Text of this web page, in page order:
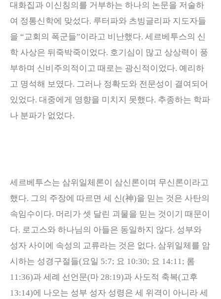
대화집과 이신칭의를 거부하는 하나의 논문을 저술하
여 정통신학에 맞섰다. 루터파와 츠빙글리파 지도자들
을 “교회의 폭군들”이라고 비난했다. 세르베투스의 신
학 사상은 뒤죽박죽이었다. 호기심이 많고 상상력이 풍
부하며 신비주의적이고 때로는 광신적이었다. 예리하
고 명석해 보였다. 그러나 정확도와 전문성이 결여되어
있었다. 대중에게 영향을 미치지 못했다. 추종하는 학파
나 분파가 없었다.
세르베투스는 삼위일체론이 삼신론이며 무신론이라고
했다. 그의 주장에 따르면 세 신(神)을 믿는 것은 사탄의
속임수이다. 머리가 셋 달린 괴물을 믿는 것이기 때문이
다. 로고스와 하나님의 아들은 동일하지 않다. 성부와
성자 사이에 속성의 교류라는 것은 없다. 삼위일체를 암
시하는 성경구절들(요일 5:7; 요 10:30; 요 14:11; 롬
11:36)과 세례 선언문(마 28:19)과 사도적 축복(고후
13:14)에 나오는 성부 성자 성령은 세 위격이 아니라 세